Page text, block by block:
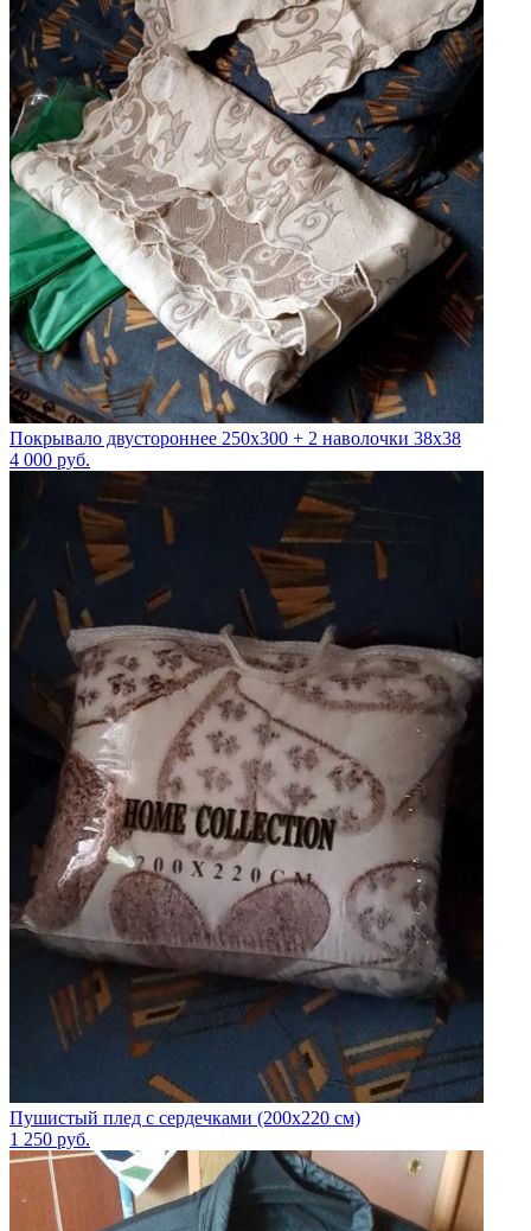
Покрывало двустороннее 250x300 + 2 наволочки 38x38
4 000 руб.
Пушистый плед с сердечками (200х220 см)
1 250 руб.